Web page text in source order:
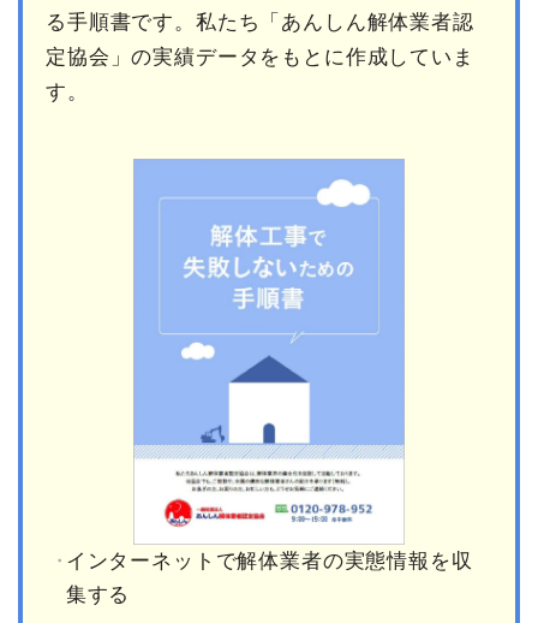
る手順書です。私たち「あんしん解体業者認
定協会」の実績データをもとに作成していま
す。
インターネットで解体業者の実態情報を収
集する